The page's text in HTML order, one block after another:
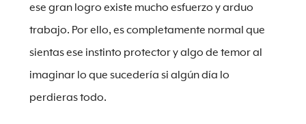
ese gran logro existe mucho esfuerzo y arduo
trabajo. Por ello, es completamente normal que
sientas ese instinto protector y algo de temor al
imaginar lo que sucedería si algún día lo
perdieras todo.